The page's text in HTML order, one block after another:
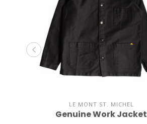
LE MONT ST. MICHEL
Genuine Work Jacket